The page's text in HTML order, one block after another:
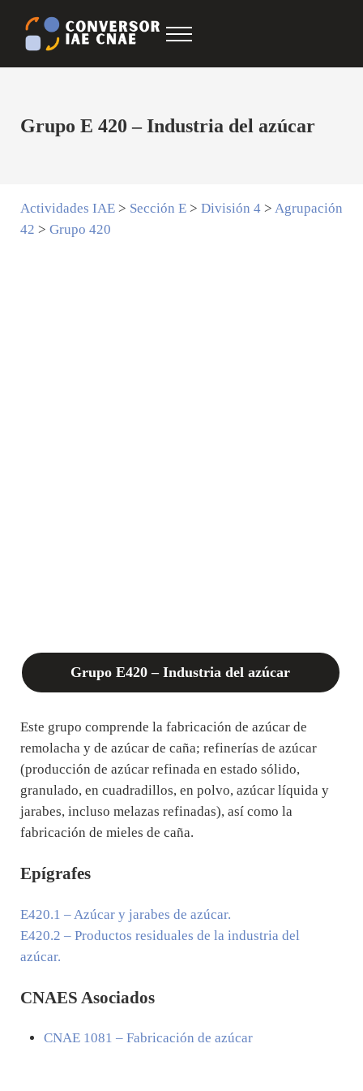
Conversor IAE CNAE
Menu
Grupo E 420 – Industria del azúcar
Actividades IAE> Sección E> División 4> Agrupación
42 > Grupo 420
Grupo E420 – Industria del azúcar
Este grupo comprende la fabricación de azúcar de
remolacha y de azúcar de caña; refinerías de azúcar
(producción de azúcar refinada en estado sólido,
granulado, en cuadradillos, en polvo, azúcar líquida y
jarabes, incluso melazas refinadas), así como la
fabricación de mieles de caña.
Epígrafes
E420.1 – Azúcar y jarabes de azúcar.
E420.2 – Productos residuales de la industria del
azúcar.
CNAES Asociados
CNAE 1081 – Fabricación de azúcar